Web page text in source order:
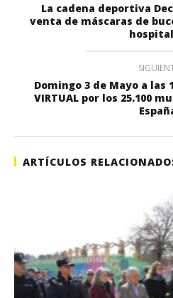
La cadena deportiva
venta de máscaras de
Domingo 3 de Mayo a las
VIRTUAL por los 25.100
ARTÍCULOS